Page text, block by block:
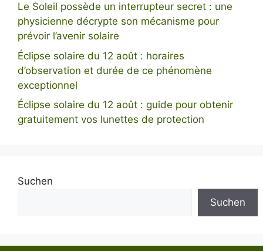
Le Soleil possède un interrupteur secret : une
physicienne décrypte son mécanisme pour
prévoir l’avenir solaire
Éclipse solaire du 12 août : horaires
d’observation et durée de ce phénomène
exceptionnel
Éclipse solaire du 12 août : guide pour obtenir
gratuitement vos lunettes de protection
Suchen
Suchen